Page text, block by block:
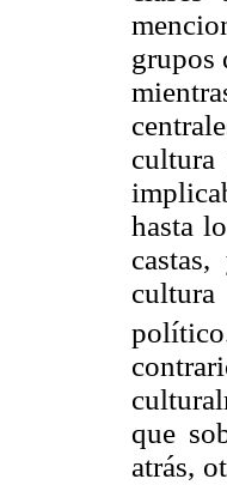
grupos
hasta
que
atrás,